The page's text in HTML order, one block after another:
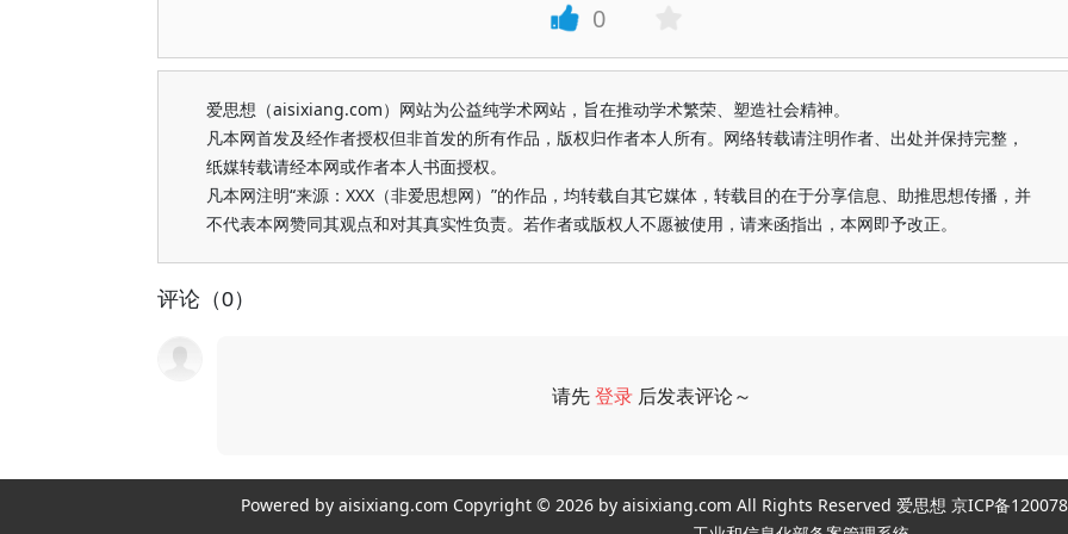
0
爱思想（aisixiang.com）网站为公益纯学术网站，旨在推动学术繁荣、塑造社会精神。
凡本网首发及经作者授权但非首发的所有作品，版权归作者本人所有。网络转载请注明作者、出处并保持完整，
纸媒转载请经本网或作者本人书面授权。
凡本网注明“来源：XXX（非爱思想网）”的作品，均转载自其它媒体，转载目的在于分享信息、助推思想传播，并
不代表本网赞同其观点和对其真实性负责。若作者或版权人不愿被使用，请来函指出，本网即予改正。
评论（0）
请先登录 后发表评论～
Powered by aisixiang.com Copyright © 2026 by aisixiang.com All Rights Reserved 爱思想 京ICP备